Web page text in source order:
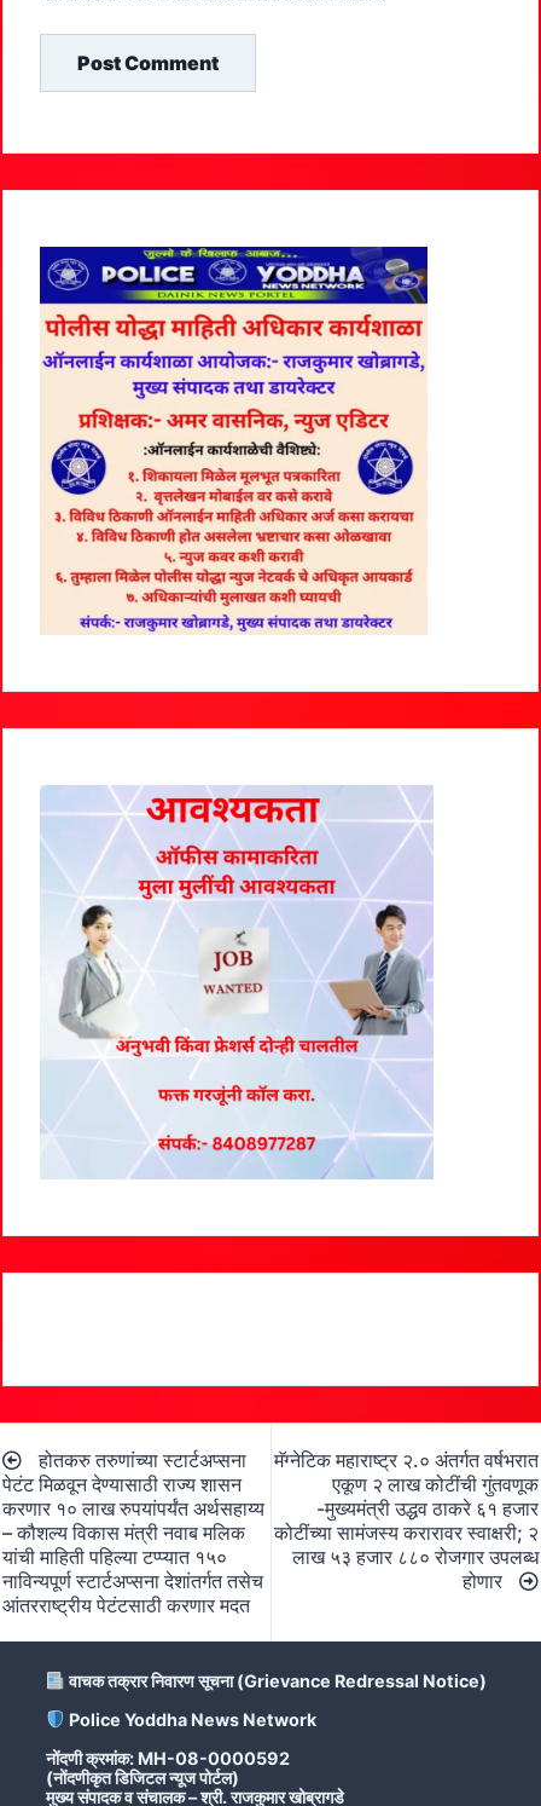
navigation
होतकरु तरुणांच्या स्टार्टअप्सना
पेटंट मिळवून देण्यासाठी राज्य शासन
करणार १० लाख रुपयांपर्यंत अर्थसहाय्य
– कौशल्य विकास मंत्री नवाब मलिक
यांची माहिती पहिल्या टप्प्यात १५०
नाविन्यपूर्ण स्टार्टअप्सना देशांतर्गत तसेच
आंतरराष्ट्रीय पेटंटसाठी करणार मदत
मॅग्नेटिक महाराष्ट्र २.० अंतर्गत वर्षभरात
एकूण २ लाख कोटींची गुंतवणूक
-मुख्यमंत्री उद्धव ठाकरे ६१ हजार
कोटींच्या सामंजस्य करारावर स्वाक्षरी; २
लाख ५३ हजार ८८० रोजगार उपलब्ध
होणार
वाचक तक्रार निवारण सूचना (Grievance Redressal Notice)
Police Yoddha News Network
नोंदणी क्रमांक: MH-08-0000592
(नोंदणीकृत डिजिटल न्यूज पोर्टल)
मुख्य संपादक व संचालक – श्री. राजकुमार खोब्रागडे